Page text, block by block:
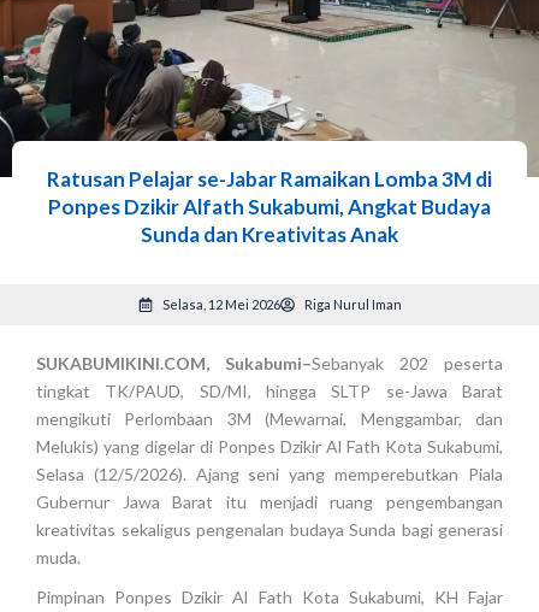
Ratusan Pelajar se-Jabar Ramaikan Lomba 3M di
Ponpes Dzikir Alfath Sukabumi, Angkat Budaya
Sunda dan Kreativitas Anak
Selasa, 12 Mei 2026 Riga Nurul Iman
SUKABUMIKINI.COM, Sukabumi–Sebanyak 202 peserta
tingkat TK/PAUD, SD/MI, hingga SLTP se-Jawa Barat
mengikuti Perlombaan 3M (Mewarnai, Menggambar, dan
Melukis) yang digelar di Ponpes Dzikir Al Fath Kota Sukabumi,
Selasa (12/5/2026). Ajang seni yang memperebutkan Piala
Gubernur Jawa Barat itu menjadi ruang pengembangan
kreativitas sekaligus pengenalan budaya Sunda bagi generasi
muda.
Pimpinan Ponpes Dzikir Al Fath Kota Sukabumi, KH Fajar